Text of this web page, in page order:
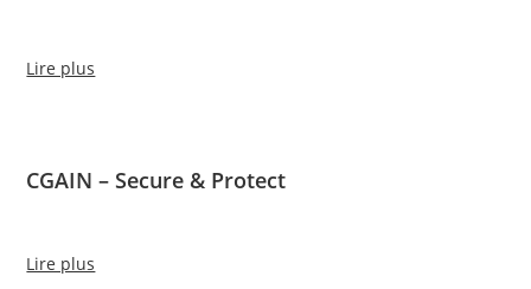
Lire plus
CGAIN – Secure & Protect
Lire plus